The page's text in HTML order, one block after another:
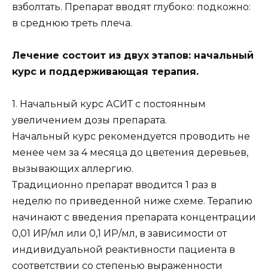
взболтать. Препарат вводят глубоко: подкожно:
в среднюю треть плеча.
Лечение состоит из двух этапов: начальный
курс и поддерживающая терапия.
1. Начальный курс АСИТ с постоянным
увеличением дозы препарата.
Начальный курс рекомендуется проводить не
менее чем за 4 месяца до цветения деревьев,
вызывающих аллергию.
Традиционно препарат вводится 1 раз в
неделю по приведенной ниже схеме. Терапию
начинают с введения препарата концентрации
0,01 ИP/мл или 0,1 ИР/мл, в зависимости от
индивидуальной реактивности пациента в
соответствии со степенью выраженности